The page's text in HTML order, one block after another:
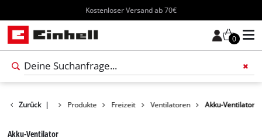
Kostenloser Versand ab 70€
0
Zurück | Produkte Freizeit Ventilatoren Akku-Ventilator
Akku-Ventilator